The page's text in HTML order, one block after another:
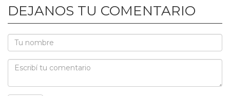
DEJANOS TU COMENTARIO